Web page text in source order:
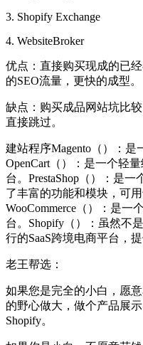
3. Shopify Exchange
4. WebsiteBroker
优点：直接购买现成的已
的SEO流量，更快的成型。
缺点：购买成品网站坑比
直接跳过。
建站程序Magento（）：是
OpenCart（）：是一个轻
台。PrestaShop（）：是
了丰富的功能和模块，可
WooCommerce（）：是一
台。Shopify（）：虽然不
行的SaaS跨境电商平台，
老王帮选：
如果您是完全的小白，愿
的野心做大，做个产品展
Shopify。